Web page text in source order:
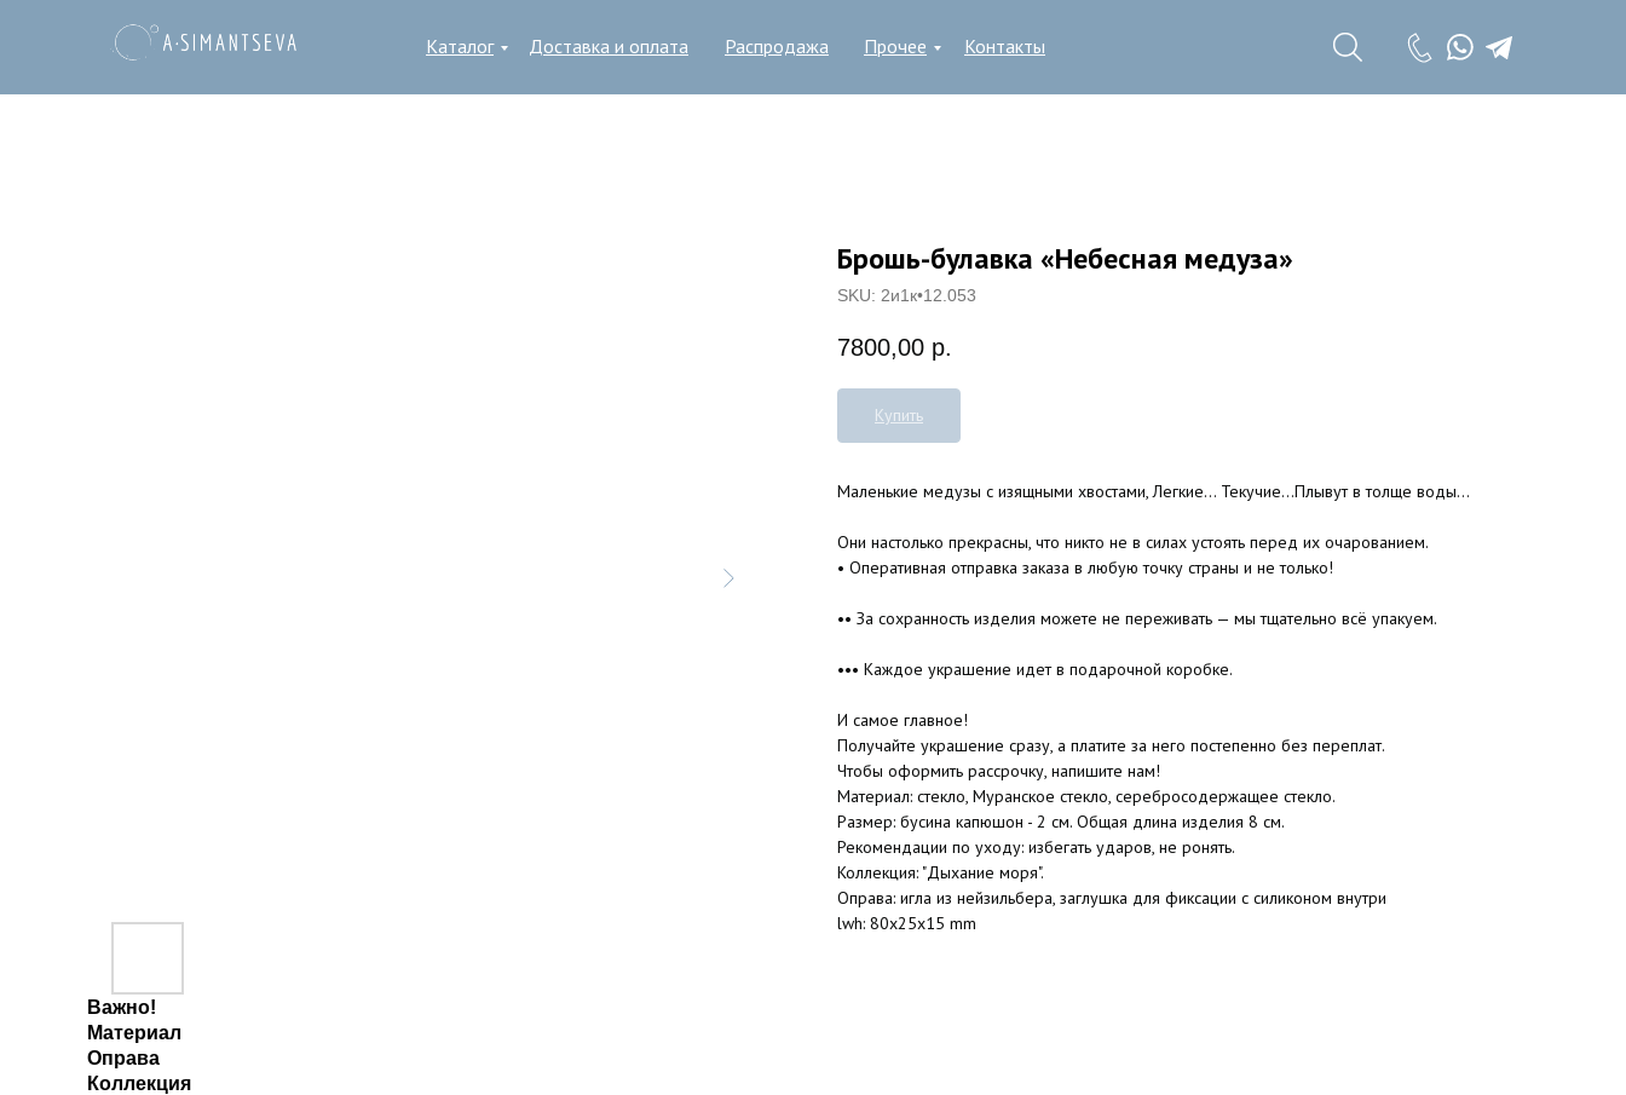
Каталог Контакты
Доставка и оплата Прочее
Распродажа
Брошь-булавка «Небесная медуза»
SKU: 2и1к•12.053
7800,00 р.
Купить
Маленькие медузы с изящными хвостами, Легкие... Текучие...Плывут в толще воды...
Они настолько прекрасны, что никто не в силах устоять перед их очарованием.
• Оперативная отправка заказа в любую точку страны и не только!
•• За сохранность изделия можете не переживать — мы тщательно всё упакуем.
••• Каждое украшение идет в подарочной коробке.
И самое главное!
Получайте украшение сразу, а платите за него постепенно без переплат.
Чтобы оформить рассрочку, напишите нам!
Материал: стекло, Муранское стекло, серебросодержащее стекло.
Размер: бусина капюшон - 2 см. Общая длина изделия 8 см.
Рекомендации по уходу: избегать ударов, не ронять.
Коллекция: "Дыхание моря".
Оправа: игла из нейзильбера, заглушка для фиксации с силиконом внутри
lwh: 80x25x15 mm
Важно!
Материал
Оправа
Коллекция